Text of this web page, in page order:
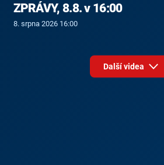
ZPRÁVY, 8.8. v 16:00
8. srpna 2026 16:00
Další videa